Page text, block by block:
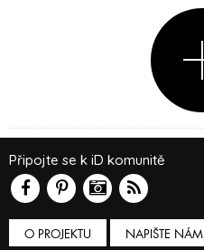
O PROJEKTU NAPIŠTE NÁM
Připojte se k iD komunitě